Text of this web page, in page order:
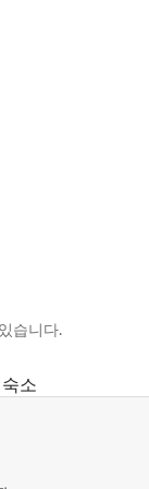
습니다.
소